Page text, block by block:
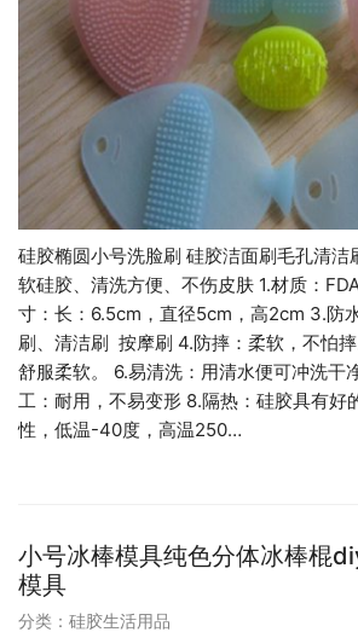
硅胶椭圆小号洗脸刷 硅胶洁面刷毛孔清洁
软硅胶、清洗方便、不伤皮肤 1.材质：
寸：长：6.5cm，直径5cm，高2cm 3.防
刷、清洁刷 按摩刷 4.防摔：柔软，不怕
舒服柔软。 6.易清洗：用清水便可冲洗干
工：耐用，不易变形 8.隔热：硅胶具有好
性，低温-40度，高温250…
小号冰棒模具纯色分体冰棒棍
模具
分类： 硅胶生活用品